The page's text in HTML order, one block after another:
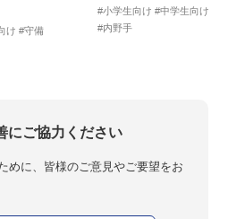
け #守備
#小学生向け #中学生向け
#内野手
にご協力ください
めに、皆様のご意見やご要望をお